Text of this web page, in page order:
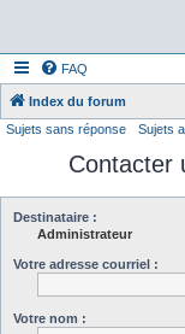
FAQ
Index du forum
Sujets sans réponse Sujets
Contacter
Destinataire :
Administrateur
Votre adresse courriel :
Votre nom :